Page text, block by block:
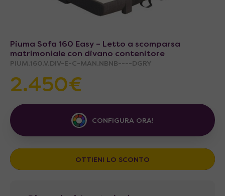
Piuma Sofa 160 Easy – Letto a scomparsa
matrimoniale con divano contenitore
PIUM.160.V.DIV-E-C-MAN.NBNB----DGRY
2.450€
CONFIGURA ORA!
OTTIENI LO SCONTO